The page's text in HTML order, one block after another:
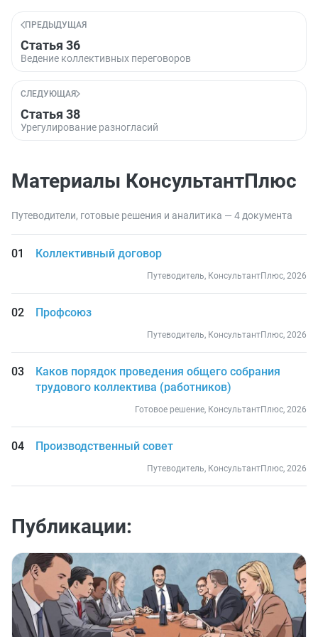
ПРЕДЫДУЩАЯ
Статья 36
Ведение коллективных переговоров
СЛЕДУЮЩАЯ
Статья 38
Урегулирование разногласий
Материалы КонсультантПлюс
Путеводители, готовые решения и аналитика — 4 документа
Коллективный договор
Путеводитель, КонсультантПлюс, 2026
Профсоюз
Путеводитель, КонсультантПлюс, 2026
Каков порядок проведения общего собрания
трудового коллектива (работников)
Готовое решение, КонсультантПлюс, 2026
Производственный совет
Путеводитель, КонсультантПлюс, 2026
Публикации: